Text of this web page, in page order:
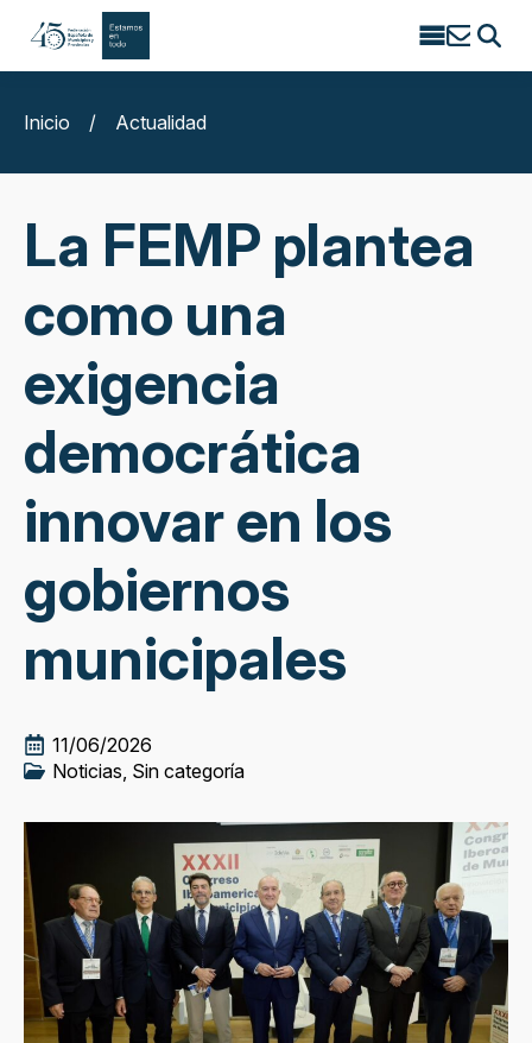
Search
Inicio
/ Actualidad
La FEMP plantea
como una
exigencia
democrática
innovar en los
gobiernos
municipales
11/06/2026
Noticias, Sin categoría